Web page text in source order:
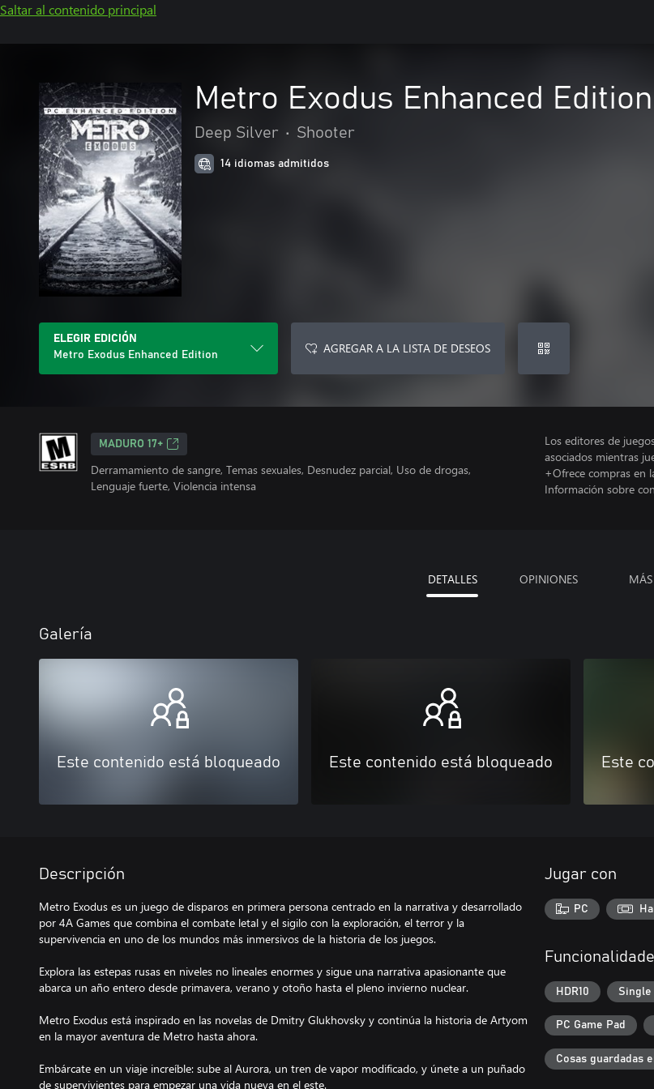
Saltar al contenido principal
Metro Exodus Enhanced Edition
Deep Silver • Shooter
14 idiomas admitidos
ELEGIR EDICIÓN
Metro Exodus Enhanced Edition
AGREGAR A LA LISTA DE DESEOS
MADURO 17+
Derramamiento de sangre, Temas sexuales, Desnudez parcial, Uso de drogas,
Lenguaje fuerte, Violencia intensa
Los editores de
asociados mientras
+Ofrece compras en
Información sobre
DETALLES OPINIONES MÁS
Galería
Este contenido está bloqueado Este contenido está bloqueado Este
Descripción
Metro Exodus es un juego de disparos en primera persona centrado en la narrativa y desarrollado
por 4A Games que combina el combate letal y el sigilo con la exploración, el terror y la
supervivencia en uno de los mundos más inmersivos de la historia de los juegos.
Explora las estepas rusas en niveles no lineales enormes y sigue una narrativa apasionante que
abarca un año entero desde primavera, verano y otoño hasta el pleno invierno nuclear.
Metro Exodus está inspirado en las novelas de Dmitry Glukhovsky y continúa la historia de Artyom
en la mayor aventura de Metro hasta ahora.
Embárcate en un viaje increíble: sube al Aurora, un tren de vapor modificado, y únete a un puñado
de supervivientes para empezar una vida nueva en el este.
Jugar con
PC
HDR10
PC Game Pad
Cosas guardadas